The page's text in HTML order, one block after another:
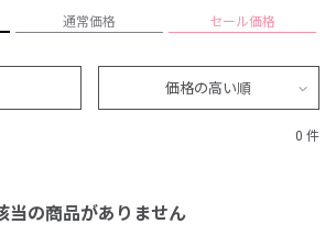
通常価格 セール価格
価格の高い順
0 件
当の商品がありません